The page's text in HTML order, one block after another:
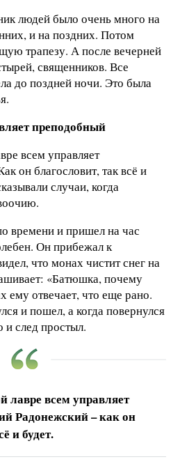
людей было очень много на
и на поздних. Потом
трапезу. А после вечерней
священников. Все
до поздней ночи. Это была
преподобный
всем управляет
он благословит, так всё и
случаи, когда
времени и пришел на час
Он прибежал к
что монах чистит снег на
«Батюшка, почему
ему отвечает, что еще рано.
и пошел, а когда повернулся
и след простыл.
лавре всем управляет
Радонежский – как он
и будет.